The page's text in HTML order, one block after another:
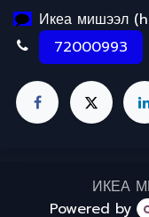
Икеа мишээл
72000993
ИКЕА
Powered by